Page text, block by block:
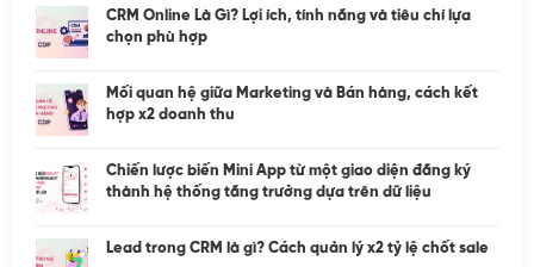
CRM Online Là Gì? Lợi ích, tính năng và tiêu chí lựa
chọn phù hợp
Mối quan hệ giữa Marketing và Bán hàng, cách kết
hợp x2 doanh thu
Chiến lược biến Mini App từ một giao diện đăng ký
thành hệ thống tăng trưởng dựa trên dữ liệu
Lead trong CRM là gì? Cách quản lý x2 tỷ lệ chốt sale